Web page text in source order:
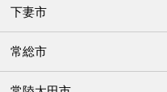
下妻市
常総市